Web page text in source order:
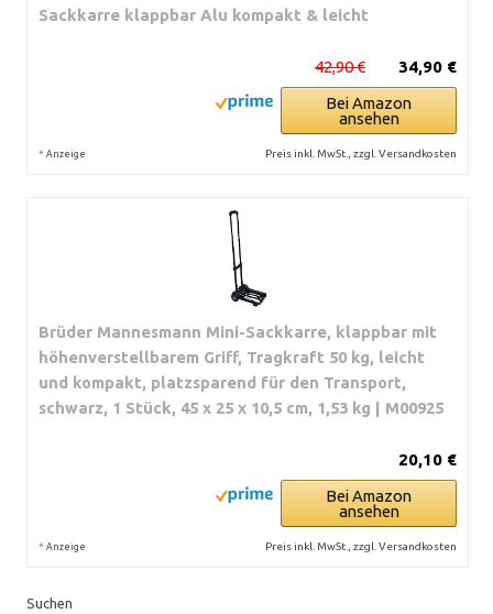
Sackkarre klappbar Alu kompakt & leicht
34,90 €
42,90 €
Bei Amazon
ansehen
* Anzeige Preis inkl. MwSt., zzgl. Versandkosten
Brüder Mannesmann Mini-Sackkarre, klappbar mit
höhenverstellbarem Griff, Tragkraft 50 kg, leicht
und kompakt, platzsparend für den Transport,
schwarz, 1 Stück, 45 x 25 x 10,5 cm, 1,53 kg | M00925
20,10 €
Bei Amazon
ansehen
* Anzeige Preis inkl. MwSt., zzgl. Versandkosten
Suchen